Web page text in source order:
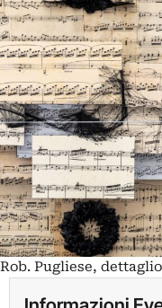
Rob. Pugliese, dettaglio